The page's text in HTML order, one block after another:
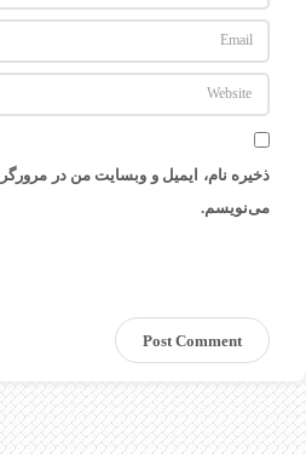
ذخیره نام، ایمیل و وبسایت من در
می‌نویسم.